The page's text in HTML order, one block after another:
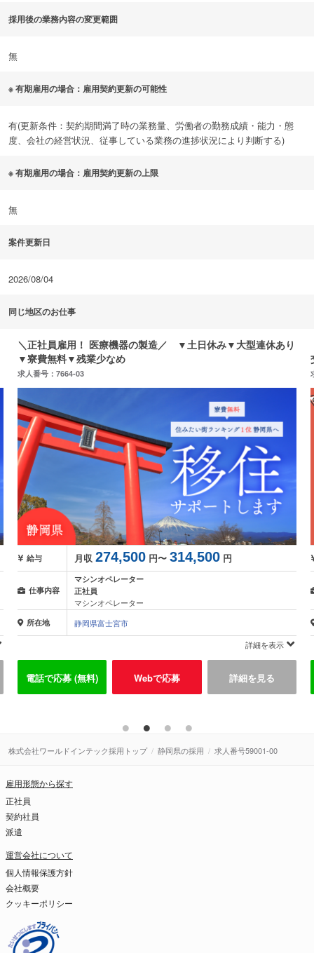
採用後の業務内容の変更範囲
無
※ 有期雇用の場合：雇用契約更新の可能性
有(更新条件：契約期間満了時の業務量、労働者の勤務成績・能力・態
度、会社の経営状況、従事している業務の進捗状況により判断する)
※ 有期雇用の場合：雇用契約更新の上限
無
案件更新日
2026/08/04
同じ地区のお仕事
＼正社員雇用！ 医療機器の製造／ ▼土日休み▼大型連休あり
▼寮費無料▼残業少なめ
求人番号：7664-03
給与 月収 274,500 円〜 314,500 円
仕事内容
マシンオペレーター
正社員
マシンオペレーター
所在地
静岡県富士宮市
詳細を表示
電話で応募 (無料) Webで応募 詳細を見る
株式会社ワールドインテック採用トップ 静岡県の採用 求人番号59001-00
雇用形態から探す
正社員
契約社員
派遣
運営会社について
個人情報保護方針
会社概要
クッキーポリシー